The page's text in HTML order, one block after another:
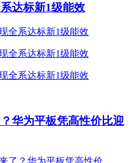
达标新1级能效
华为平板凭高性价比迎